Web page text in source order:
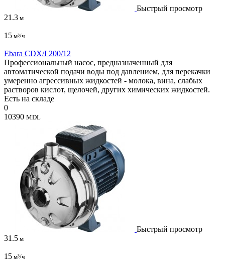
Быстрый просмотр
21.3 м
15 м³/ч
Ebara CDX/I 200/12
Профессиональный насос, предназначенный для
автоматической подачи воды под давлением, для перекачки
умеренно агрессивных жидкостей - молока, вина, слабых
растворов кислот, щелочей, других химических жидкостей.
Есть на складе
0
10390 MDL
Быстрый просмотр
31.5 м
15 м³/ч